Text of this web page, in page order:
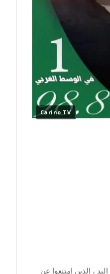
Carino TV
، الذين امتنعوا عن